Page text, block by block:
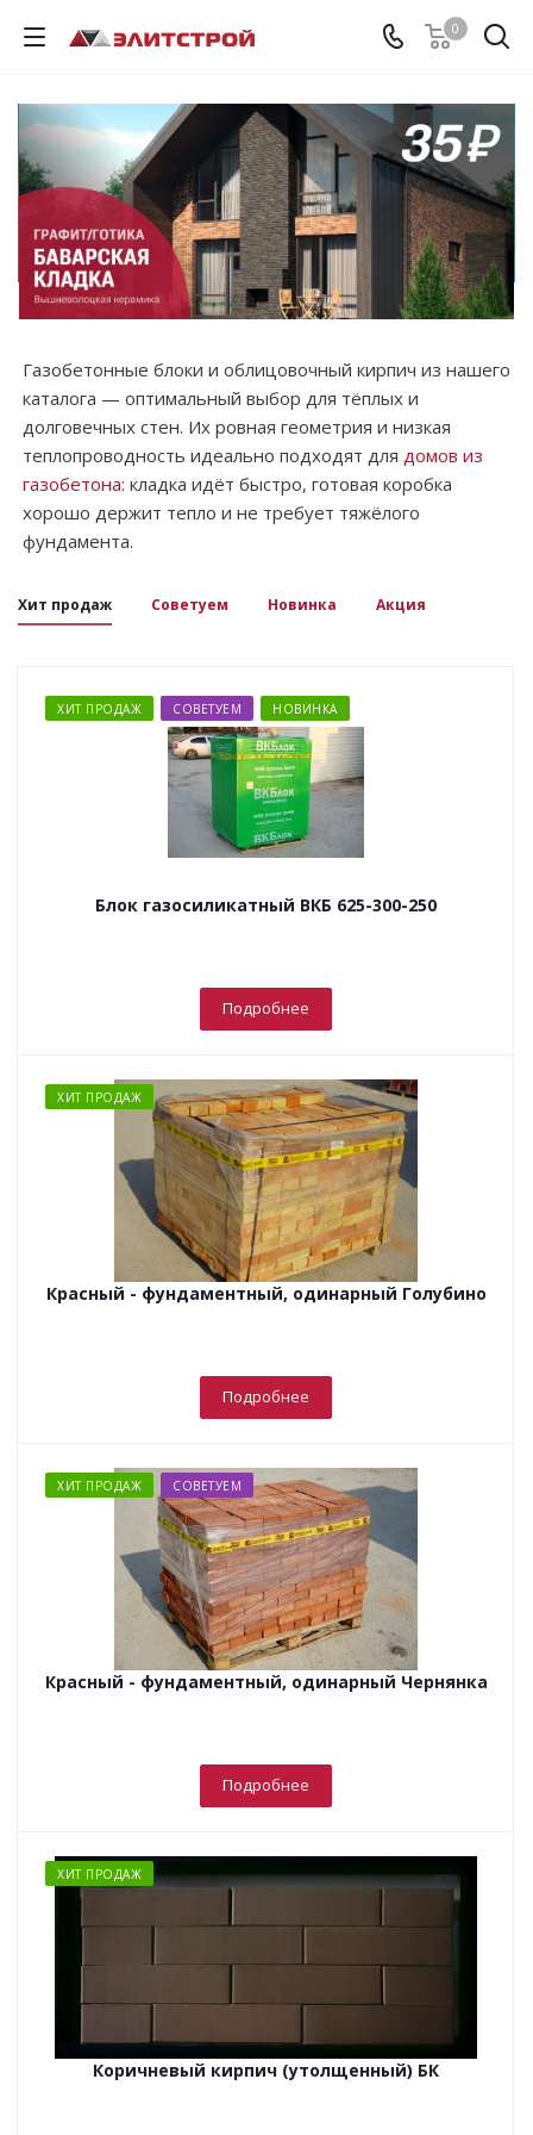
0
Газобетонные блоки и облицовочный кирпич из нашего
каталога — оптимальный выбор для тёплых и
долговечных стен. Их ровная геометрия и низкая
теплопроводность идеально подходят для домов из
газобетона: кладка идёт быстро, готовая коробка
хорошо держит тепло и не требует тяжёлого
фундамента.
Хит продаж Советуем Новинка Акция
ХИТ ПРОДАЖ СОВЕТУЕМ НОВИНКА
Блок газосиликатный ВКБ 625-300-250
Подробнее
ХИТ ПРОДАЖ
Красный - фундаментный, одинарный Голубино
Подробнее
ХИТ ПРОДАЖ СОВЕТУЕМ
Красный - фундаментный, одинарный Чернянка
Подробнее
ХИТ ПРОДАЖ
Коричневый кирпич (утолщенный) БК